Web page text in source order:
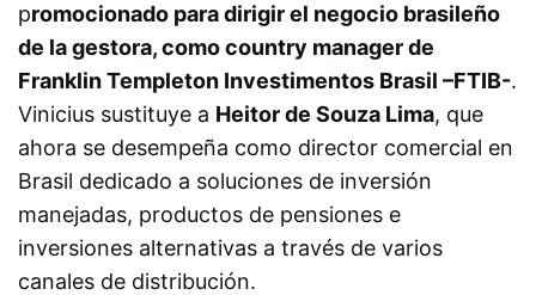
promocionado para dirigir el negocio brasileño
de la gestora, como country manager de
Franklin Templeton Investimentos Brasil –FTIB-.
Vinicius sustituye a Heitor de Souza Lima, que
ahora se desempeña como director comercial en
Brasil dedicado a soluciones de inversión
manejadas, productos de pensiones e
inversiones alternativas a través de varios
canales de distribución.